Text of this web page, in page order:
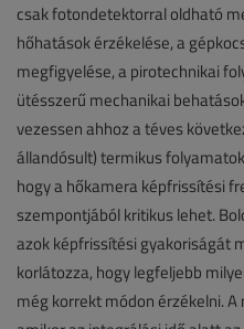
csak fotondetektorral oldható
hőhatások érzékelése, a
megfigyelése, a pirotechnikai
ütésszerű mechanikai
vezessen ahhoz a téves
állandósult) termikus
hogy a hőkamera képfrissítési
szempontjából kritikus lehet.
azok képfrissítési gyakoriságát
korlátozza, hogy legfeljebb
még korrekt módon érzékelni.